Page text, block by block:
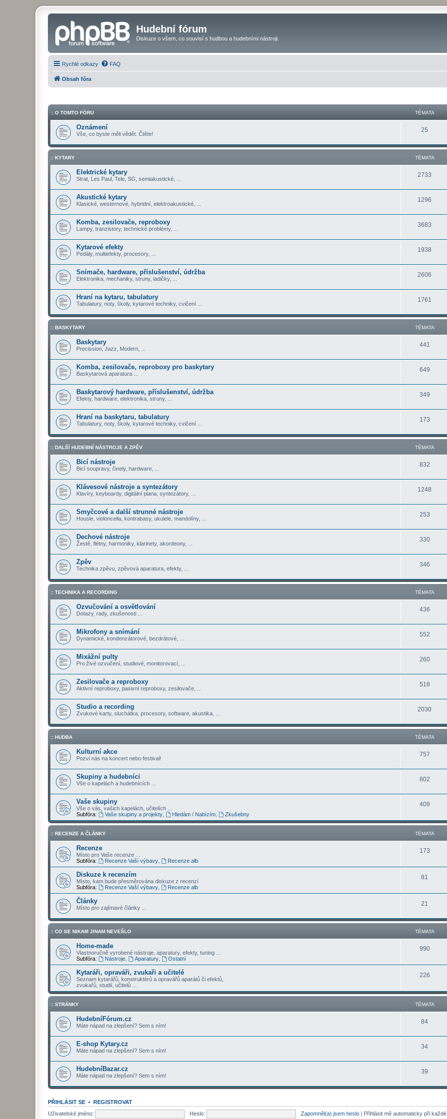
Hudební fórum
Diskuze o všem, co souvisí s hudbou a hudebními nástroji.
Rychlé odkazy FAQ
Obsah fóra
:: O TOMTO FÓRU TÉMATA
Oznámení
Vše, co byste měli vědět. Čtěte!
25
:: KYTARY TÉMATA
Elektrické kytary
Strat, Les Paul, Tele, SG, semiakustické, ...
2733
Akustické kytary
Klasické, westernové, hybridní, elektroakustické, ...
1296
Komba, zesilovače, reproboxy
Lampy, tranzistory, technické problémy, ...
3683
Kytarové efekty
Pedály, multiefekty, procesory, ...
1938
Snímače, hardware, příslušenství, údržba
Elektronika, mechaniky, struny, ladičky, ...
2606
Hraní na kytaru, tabulatury
Tabulatury, noty, školy, kytarové techniky, cvičení ...
1761
:: BASKYTARY TÉMATA
Baskytary
Precission, Jazz, Modern, ...
441
Komba, zesilovače, reproboxy pro baskytary
Baskytarová aparatura ...
649
Baskytarový hardware, příslušenství, údržba
Efekty, hardware, elektronika, struny, ...
349
Hraní na baskytaru, tabulatury
Tabulatury, noty, školy, kytarové techniky, cvičení ...
173
:: DALŠÍ HUDEBNÍ NÁSTROJE A ZPĚV TÉMATA
Bicí nástroje
Bicí soupravy, činely, hardware, ...
832
Klávesové nástroje a syntezátory
Klavíry, keyboardy, digitální piana, syntezátory, ...
1248
Smyčcové a další strunné nástroje
Housle, violoncella, kontrabasy, ukulele, mandolíny, ...
253
Dechové nástroje
Žestě, flétny, harmoniky, klarinety, akordeony, ...
330
Zpěv
Technika zpěvu, zpěvová aparatura, efekty, ...
346
:: TECHNIKA A RECORDING TÉMATA
Ozvučování a osvětlování
Dotazy, rady, zkušenosti ...
436
Mikrofony a snímání
Dynamické, kondenzátorové, bezdrátové, ...
552
Mixážní pulty
Pro živé ozvučení, studiové, monitorovací, ...
260
Zesilovače a reproboxy
Aktivní reproboxy, pasivní reproboxy, zesilovače, ...
518
Studio a recording
Zvukové karty, sluchátka, procesory, software, akustika, ...
2030
:: HUDBA TÉMATA
Kulturní akce
Pozvi nás na koncert nebo festival!
757
Skupiny a hudebníci
Vše o kapelách a hudebnících ...
802
Vaše skupiny
Vše o vás, vašich kapelách, učitelích ...
Subfóra:
Vaše skupiny a projekty, Hledám / Nabízím, Zkušebny
409
:: RECENZE A ČLÁNKY TÉMATA
Recenze
Místo pro Vaše recenze ...
Subfóra:
Recenze Vaší výbavy, Recenze alb
173
Diskuze k recenzím
Místo, kam bude přesměrována diskuze z recenzí
Subfóra:
Recenze Vaší výbavy, Recenze alb
81
Články
Místo pro zajímavé články ...
21
:: CO SE NIKAM JINAM NEVEŠLO TÉMATA
Home-made
Vlastnoručně vyrobené nástroje, aparatury, efekty, tuning ...
Subfóra:
Nástroje, Aparatury, Ostatní
990
Kytaráři, opraváři, zvukaři a učitelé
Seznam kytarářů, konstruktérů a opravářů aparátů či efektů,
zvukařů, studií, učitelů ...
226
:: STRÁNKY TÉMATA
HudebníFórum.cz
Máte nápad na zlepšení? Sem s ním!
84
E-shop Kytary.cz
Máte nápad na zlepšení? Sem s ním!
34
HudebníBazar.cz
Máte nápad na zlepšení? Sem s ním!
39
PŘIHLÁSIT SE • REGISTROVAT
Uživatelské jméno:
Heslo: Zapomněl(a) jsem heslo | Přihlásit mě automaticky při